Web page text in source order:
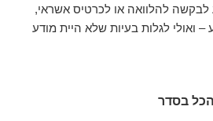
להלוואה או לכרטיס אשראי,
– ואולי לגלות בעיות שלא היית מודע
בסדר